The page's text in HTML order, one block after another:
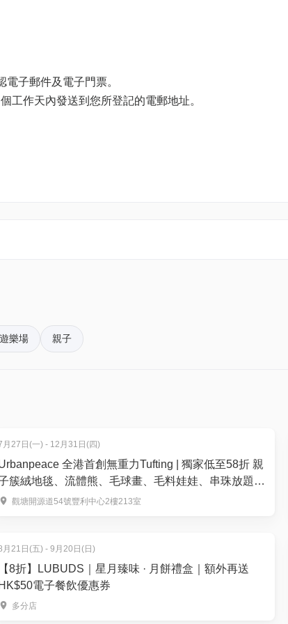
2張
陪同成人
子郵件及電子門票。
工作天內發送到您所登記的電郵地址。
。
樂場 親子
月27日(一) - 12月31日(四)
全港首創無重力Tufting | 獨家低至58折 親
簇絨地毯、流體熊、毛球畫、毛料娃娃、串珠放題、
銀戒指製作 | 觀塘
觀塘開源道54號豐利中心2樓213室
月21日(五) - 9月20日(日)
【8折】LUBUDS｜星月臻味 · 月餅禮盒｜額外再送
HK$50電子餐飲優惠券
多分店